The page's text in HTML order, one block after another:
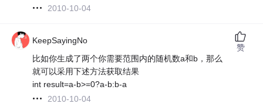
2010-10-04
KeepSayingNo
比如你生成了两个你需要范围内的随机数a和b，那么
就可以采用下述方法获取结果
int result=a-b>=0?a-b:b-a
2010-10-04
赞